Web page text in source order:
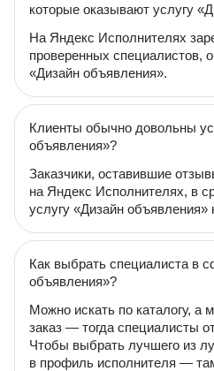
которые оказывают услугу
На Яндекс Исполнителях
проверенных специалистов,
«Дизайн объявления».
Клиенты обычно довольны
объявления»?
Заказчики, оставившие
на Яндекс Исполнителях, в
услугу «Дизайн объявления»
Как выбрать специалиста в
объявления»?
Можно искать по каталогу, а
заказ — тогда специалисты
Чтобы выбрать лучшего из
в профиль исполнителя —